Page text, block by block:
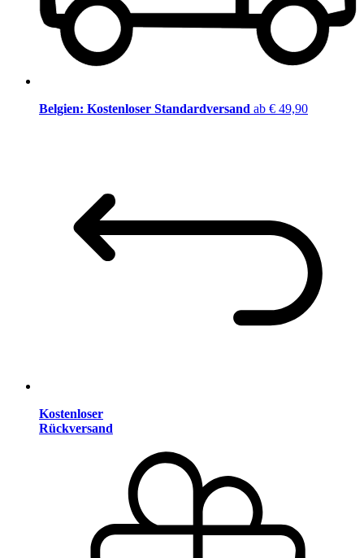
Belgien: Kostenloser Standardversand ab € 49,90
Kostenloser
Rückversand